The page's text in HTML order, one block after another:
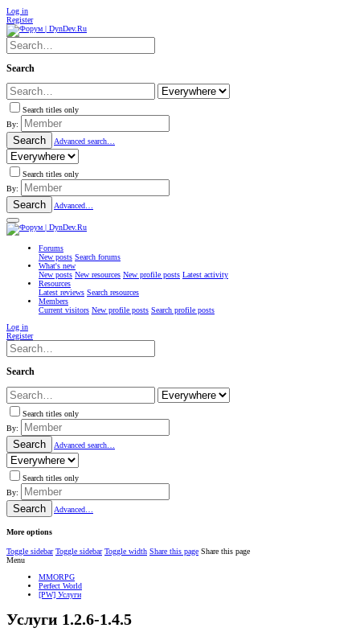
Log in
Register
Search
Search titles only
By:
Search Advanced search…
Search titles only
By:
Search Advanced…
Forums
New posts Search forums
What's new
New posts New resources New profile posts Latest activity
Resources
Latest reviews Search resources
Members
Current visitors New profile posts Search profile posts
Log in
Register
Search
Search titles only
By:
Search Advanced search…
Search titles only
By:
Search Advanced…
More options
Toggle sidebar Toggle sidebar Toggle width Share this page Share this page
Menu
MMORPG
Perfect World
[PW] Услуги
Услуги 1.2.6-1.4.5